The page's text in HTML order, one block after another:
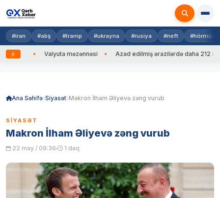
#iran #abş #tramp #ukrayna #rusiya #neft #hörmüz
Valyuta məzənnəsi Azad edilmiş ərazilərdə daha 212 mina,
Ana Səhifə Siyasət Makron İlham Əliyevə zəng vurub
SIYASƏT
Makron İlham Əliyevə zəng vurub
22 may / 09:36 1 dəq